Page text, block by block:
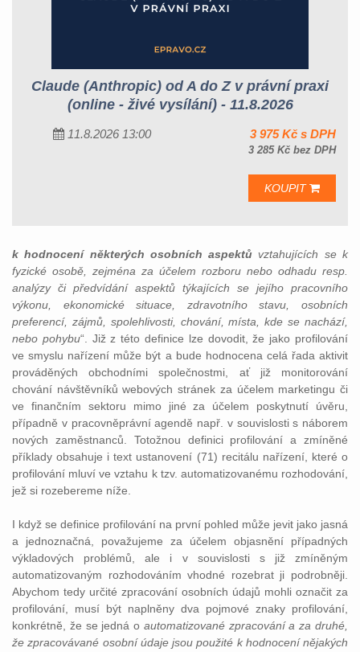
Claude (Anthropic) od A do Z v právní praxi
(online - živé vysílání) - 11.8.2026
11.8.2026 13:00 3 975 Kč s DPH
3 285 Kč bez DPH
KOUPIT
k hodnocení některých osobních aspektů vztahujících se k
fyzické osobě, zejména za účelem rozboru nebo odhadu resp.
analýzy či předvídání aspektů týkajících se jejího pracovního
výkonu, ekonomické situace, zdravotního stavu, osobních
preferencí, zájmů, spolehlivosti, chování, místa, kde se nachází,
nebo pohybu“. Již z této definice lze dovodit, že jako profilování
ve smyslu nařízení může být a bude hodnocena celá řada aktivit
prováděných obchodními společnostmi, ať již monitorování
chování návštěvníků webových stránek za účelem marketingu či
ve finančním sektoru mimo jiné za účelem poskytnutí úvěru,
případně v pracovněprávní agendě např. v souvislosti s náborem
nových zaměstnanců. Totožnou definici profilování a zmíněné
příklady obsahuje i text ustanovení (71) recitálu nařízení, které o
profilování mluví ve vztahu k tzv. automatizovanému rozhodování,
jež si rozebereme níže.
I když se definice profilování na první pohled může jevit jako jasná
a jednoznačná, považujeme za účelem objasnění případných
výkladových problémů, ale i v souvislosti s již zmíněným
automatizovaným rozhodováním vhodné rozebrat ji podrobněji.
Abychom tedy určité zpracování osobních údajů mohli označit za
profilování, musí být naplněny dva pojmové znaky profilování,
konkrétně, že se jedná o automatizované zpracování a za druhé,
že zpracovávané osobní údaje jsou použité k hodnocení nějakých